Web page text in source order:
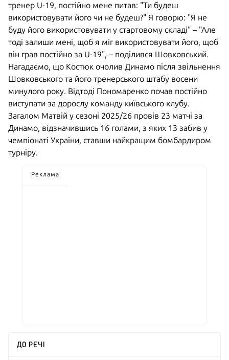
тренер U-19, постійно мене питав: "Ти будеш
використовувати його чи не будеш?" Я говорю: "Я не
буду його використовувати у стартовому складі" – "Але
тоді залиши мені, щоб я міг використовувати його, щоб
він грав постійно за U-19", – поділився Шовковський.
Нагадаємо, що Костюк очолив Динамо після звільнення
Шовковського та його тренерського штабу восени
минулого року. Відтоді Пономаренко почав постійно
виступати за дорослу команду київського клубу.
Загалом Матвій у сезоні 2025/26 провів 23 матчі за
Динамо, відзначившись 16 голами, з яких 13 забив у
чемпіонаті України, ставши найкращим бомбардиром
турніру.
Реклама
ДО РЕЧІ